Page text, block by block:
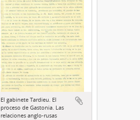
El gabinete Tardieu. El
proceso de Gastonia. Las
relaciones anglo-rusas